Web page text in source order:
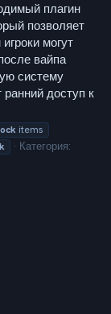
плагин
позволяет
могут
вайпа
систему
ранний доступ к
items
Категория: